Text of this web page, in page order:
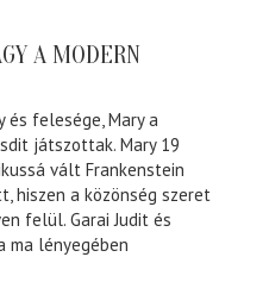
A MODERN
és felesége, Mary a
játszottak. Mary 19
vált Frankenstein
hiszen a közönség szeret
felül. Garai Judit és
ma lényegében